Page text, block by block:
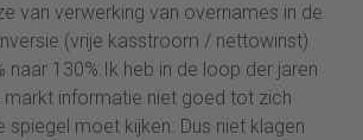
van verwerking van overnames in de
(vrije kasstroom / nettowinst)
naar 130%.Ik heb in de loop der jaren
informatie niet goed tot zich
spiegel moet kijken. Dus niet klagen